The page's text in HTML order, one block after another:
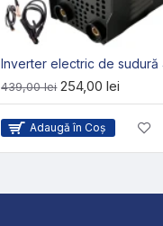
439,00 lei 254,00 lei
Adaugă în Coş